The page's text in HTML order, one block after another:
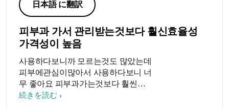
日本語 に翻訳
피부과 가서 관리받는것보다 훨신효율성
가격성이 높음
사용하다보니까 모르는것도 많았는데
피부에관심이많아서 사용하다보니 너
무 좋아요 피부과가는것보다 훨씬가
성비도 좋고 그러네요
続きを読む